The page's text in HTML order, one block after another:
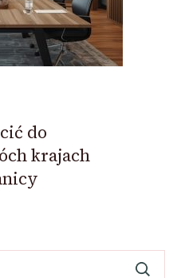
do
krajach